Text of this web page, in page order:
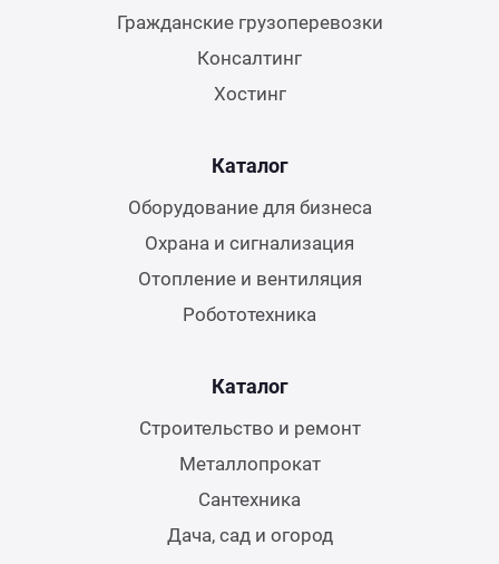
Гражданские грузоперевозки
Консалтинг
Хостинг
Каталог
Оборудование для бизнеса
Охрана и сигнализация
Отопление и вентиляция
Робототехника
Каталог
Строительство и ремонт
Металлопрокат
Сантехника
Дача, сад и огород